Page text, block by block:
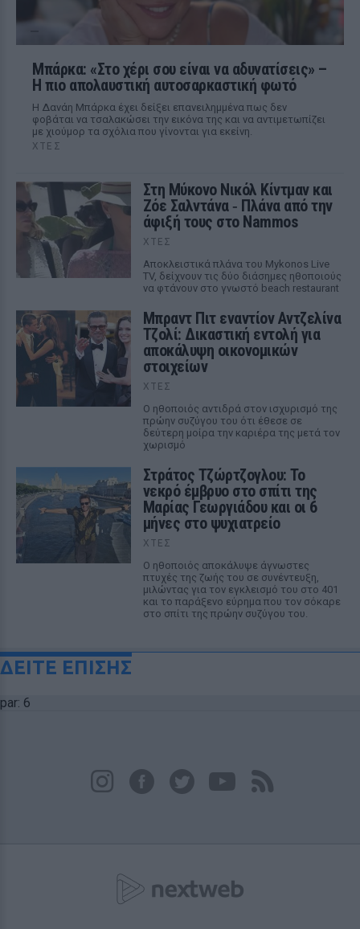
Μπάρκα: «Στο χέρι σου είναι να αδυνατίσεις» –
Η πιο απολαυστική αυτοσαρκαστική φωτό
Η Δανάη Μπάρκα έχει δείξει επανειλημμένα πως δεν
φοβάται να τσαλακώσει την εικόνα της και να αντιμετωπίζει
με χιούμορ τα σχόλια που γίνονται για εκείνη.
ΧΤΕΣ
Στη Μύκονο Νικόλ Κίντμαν και
Ζόε Σαλντάνα ‑ Πλάνα από την
άφιξή τους στο Nammos
ΧΤΕΣ
Αποκλειστικά πλάνα του Mykonos Live
TV, δείχνουν τις δύο διάσημες ηθοποιούς
να φτάνουν στο γνωστό beach restaurant
Μπραντ Πιτ εναντίον Αντζελίνα
Τζολί: Δικαστική εντολή για
αποκάλυψη οικονομικών
στοιχείων
ΧΤΕΣ
Ο ηθοποιός αντιδρά στον ισχυρισμό της
πρώην συζύγου του ότι έθεσε σε
δεύτερη μοίρα την καριέρα της μετά τον
χωρισμό
Στράτος Τζώρτζογλου: Το
νεκρό έμβρυο στο σπίτι της
Μαρίας Γεωργιάδου και οι 6
μήνες στο ψυχιατρείο
ΧΤΕΣ
Ο ηθοποιός αποκάλυψε άγνωστες
πτυχές της ζωής του σε συνέντευξη,
μιλώντας για τον εγκλεισμό του στο 401
και το παράξενο εύρημα που τον σόκαρε
στο σπίτι της πρώην συζύγου του.
ΔΕΙΤΕ ΕΠΙΣΗΣ
par: 6